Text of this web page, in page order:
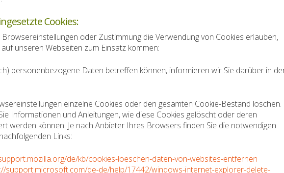
Cookies:
oder Zustimmung die Verwendung von Cookies erlauben,
unseren Webseiten zum Einsatz kommen:
personenbezogene Daten betreffen können, informieren wir Sie darüber in
einzelne Cookies oder den gesamten Cookie-Bestand löschen.
Informationen und Anleitungen, wie diese Cookies gelöscht oder deren
werden können. Je nach Anbieter Ihres Browsers finden Sie die notwendigen
Links:
de/kb/cookies-loeschen-daten-von-websites-entfernen
support.microsoft.com/de-de/help/17442/windows-internet-explorer-delete-